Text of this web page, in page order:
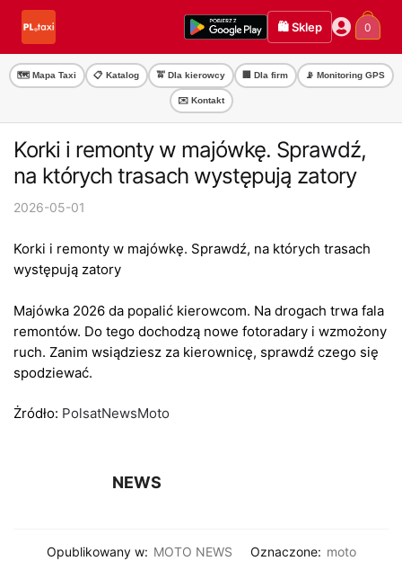
Przejdź
nawigacji
Przejdź
treści
🛍️ Sklep 0
🗺️ Mapa Taxi 📋 Katalog 🚖 Dla kierowcy 🏢 Dla firm 📡 Monitoring GPS
✉️ Kontakt
Korki i remonty w majówkę. Sprawdź,
na których trasach występują zatory
2026-05-01
Korki i remonty w majówkę. Sprawdź, na których trasach
występują zatory
Majówka 2026 da popalić kierowcom. Na drogach trwa fala
remontów. Do tego dochodzą nowe fotoradary i wzmożony
ruch. Zanim wsiądziesz za kierownicę, sprawdź czego się
spodziewać.
Żródło: PolsatNewsMoto
NEWS
Opublikowany w: MOTO NEWS Oznaczone: moto